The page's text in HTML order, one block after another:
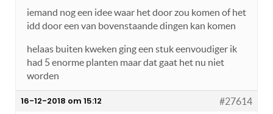
iemand nog een idee waar het door zou komen of het
idd door een van bovenstaande dingen kan komen
helaas buiten kweken ging een stuk eenvoudiger ik
had 5 enorme planten maar dat gaat het nu niet
worden
16-12-2018 om 15:12 #27614